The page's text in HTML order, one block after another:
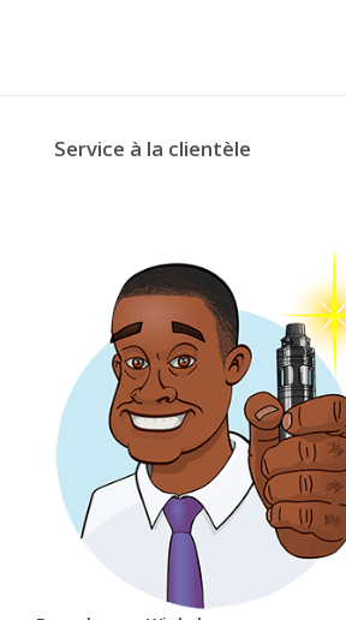
Service à la clientèle